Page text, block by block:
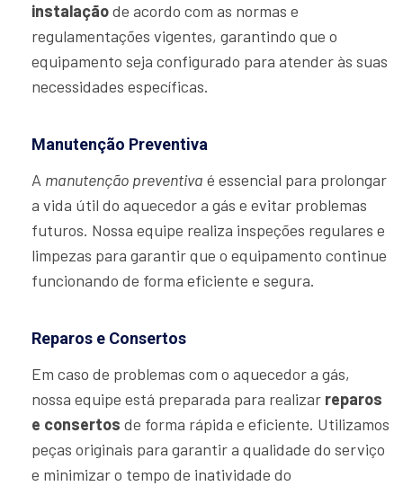
instalaçãode acordo com as normas e
regulamentações vigentes, garantindo que o
equipamento seja configurado para atender às suas
necessidades específicas.
Manutenção Preventiva
A manutenção preventiva é essencial para prolongar
a vida útil do aquecedor a gás e evitar problemas
futuros. Nossa equipe realiza inspeções regulares e
limpezas para garantir que o equipamento continue
funcionando de forma eficiente e segura.
Reparos e Consertos
Em caso de problemas com o aquecedor a gás,
nossa equipe está preparada para realizar reparos
e consertos de forma rápida e eficiente. Utilizamos
peças originais para garantir a qualidade do serviço
e minimizar o tempo de inatividade do